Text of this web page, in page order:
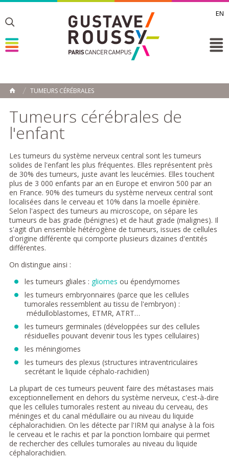
EN
Toggle
Toggle
ACCUEIL
TUMEURS CÉRÉBRALES
Tumeurs cérébrales de
l'enfant
Les tumeurs du système nerveux central sont les tumeurs
solides de l'enfant les plus fréquentes. Elles représentent près
de 30% des tumeurs, juste avant les leucémies. Elles touchent
plus de 3 000 enfants par an en Europe et environ 500 par an
en France. 90% des tumeurs du système nerveux central sont
localisées dans le cerveau et 10% dans la moelle épinière.
Selon l'aspect des tumeurs au microscope, on sépare les
tumeurs de bas grade (bénignes) et de haut grade (malignes). Il
s'agit d’un ensemble hétérogène de tumeurs, issues de cellules
d'origine différente qui comporte plusieurs dizaines d'entités
différentes.
On distingue ainsi :
les tumeurs gliales : gliomes ou épendymomes
les tumeurs embryonnaires (parce que les cellules
tumorales ressemblent au tissu de l'embryon) :
médulloblastomes, ETMR, ATRT…
les tumeurs germinales (développées sur des cellules
résiduelles pouvant devenir tous les types cellulaires)
les méningiomes
les tumeurs des plexus (structures intraventriculaires
secrétant le liquide céphalo-rachidien)
La plupart de ces tumeurs peuvent faire des métastases mais
exceptionnellement en dehors du système nerveux, c'est-à-dire
que les cellules tumorales restent au niveau du cerveau, des
méninges et du canal médullaire ou au niveau du liquide
céphalorachidien. On les détecte par l'IRM qui analyse à la fois
le cerveau et le rachis et par la ponction lombaire qui permet
de rechercher des cellules tumorales au niveau du liquide
céphalorachidien.